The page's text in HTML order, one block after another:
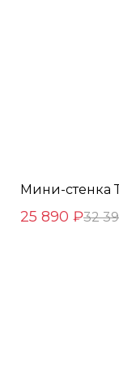
Мини-стенка
25 890 ₽32